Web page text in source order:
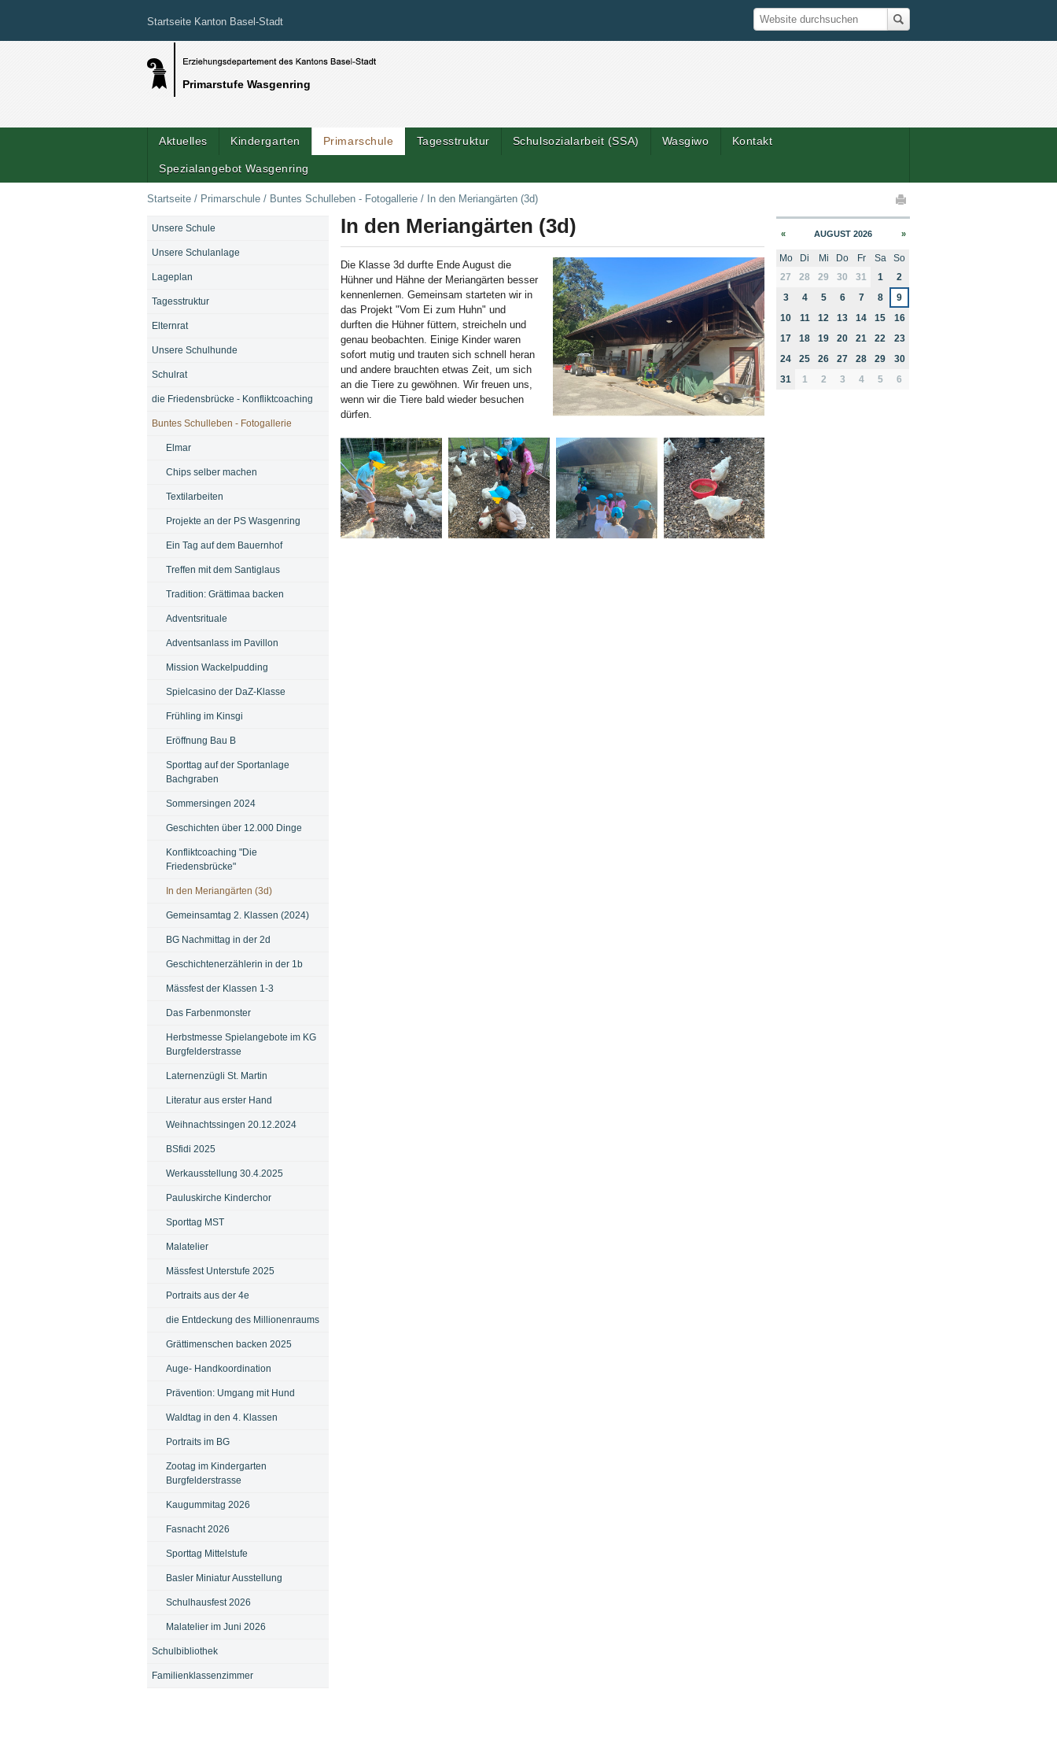
Startseite Kanton Basel-Stadt
Primarstufe Wasgenring
Suche
Website durchsuchen
Aktuelles Kindergarten Primarschule Tagesstruktur Schulsozialarbeit (SSA) Wasgiwo Kontakt
Spezialangebot Wasgenring
Startseite / Primarschule / Buntes Schulleben - Fotogallerie / In den Meriangärten (3d)
In den Meriangärten (3d)
Die Klasse 3d durfte Ende August die
Hühner und Hähne der Meriangärten besser
kennenlernen. Gemeinsam starteten wir in
das Projekt "Vom Ei zum Huhn" und
durften die Hühner füttern, streicheln und
genau beobachten. Einige Kinder waren
sofort mutig und trauten sich schnell heran
und andere brauchten etwas Zeit, um sich
an die Tiere zu gewöhnen. Wir freuen uns,
wenn wir die Tiere bald wieder besuchen
dürfen.
NAVIGATION
Unsere Schule
Unsere Schulanlage
Lageplan
Tagesstruktur
Elternrat
Unsere Schulhunde
Schulrat
die Friedensbrücke - Konfliktcoaching
Buntes Schulleben - Fotogallerie
Elmar
Chips selber machen
Textilarbeiten
Projekte an der PS Wasgenring
Ein Tag auf dem Bauernhof
Treffen mit dem Santiglaus
Tradition: Grättimaa backen
Adventsrituale
Adventsanlass im Pavillon
Mission Wackelpudding
Spielcasino der DaZ-Klasse
Frühling im Kinsgi
Eröffnung Bau B
Sporttag auf der Sportanlage
Bachgraben
Sommersingen 2024
Geschichten über 12.000 Dinge
Konfliktcoaching "Die
Friedensbrücke"
In den Meriangärten (3d)
Gemeinsamtag 2. Klassen (2024)
BG Nachmittag in der 2d
Geschichtenerzählerin in der 1b
Mässfest der Klassen 1-3
Das Farbenmonster
Herbstmesse Spielangebote im KG
Burgfelderstrasse
Laternenzügli St. Martin
Literatur aus erster Hand
Weihnachtssingen 20.12.2024
BSfidi 2025
Werkausstellung 30.4.2025
Pauluskirche Kinderchor
Sporttag MST
Malatelier
Mässfest Unterstufe 2025
Portraits aus der 4e
die Entdeckung des Millionenraums
Grättimenschen backen 2025
Auge- Handkoordination
Prävention: Umgang mit Hund
Waldtag in den 4. Klassen
Portraits im BG
Zootag im Kindergarten
Burgfelderstrasse
Kaugummitag 2026
Fasnacht 2026
Sporttag Mittelstufe
Basler Miniatur Ausstellung
Schulhausfest 2026
Malatelier im Juni 2026
Schulbibliothek
Familienklassenzimmer
« AUGUST 2026 »
month-8
Mo Di Mi Do Fr Sa
So
27
28 29 30 31 1
2
3
4 5 6 7 8
9
10
11 12 13 14 15
16
17
18 19 20 21 22
23
24
25 26 27 28 29
30
31
1 2 3 4 5 6